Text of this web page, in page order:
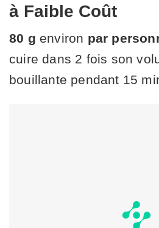
à Faible Coût
80 g environ par
cuire dans 2 fois son
bouillante pendant 15